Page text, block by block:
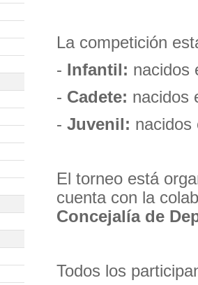
La competición
- Infantil: nacidos
- Cadete: nacidos
- Juvenil: nacidos
El torneo está
cuenta con la
Concejalía de
Todos los